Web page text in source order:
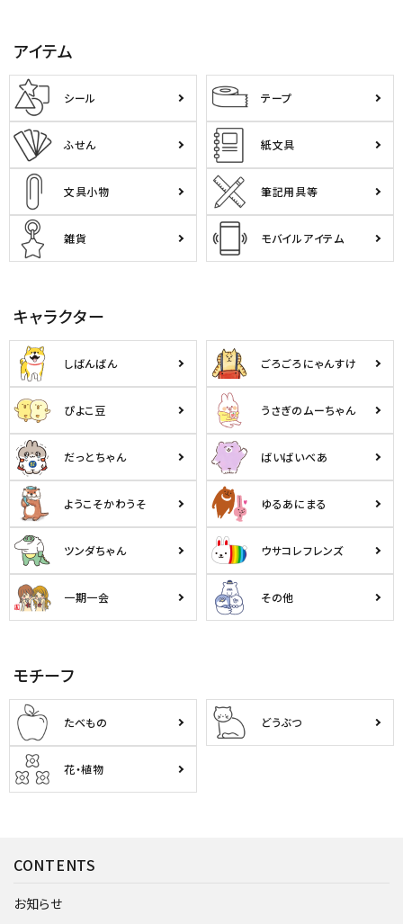
アイテム
シール テープ
ふせん 紙文具
文具小物 筆記用具等
雑貨 モバイルアイテム
キャラクター
しばんばん ごろごろにゃんすけ
ぴよこ豆 うさぎのムーちゃん
だっとちゃん ばいばいべあ
ようこそかわうそ ゆるあにまる
ツンダちゃん ウサコレフレンズ
一期一会 その他
モチーフ
たべもの どうぶつ
花・植物
CONTENTS
お知らせ